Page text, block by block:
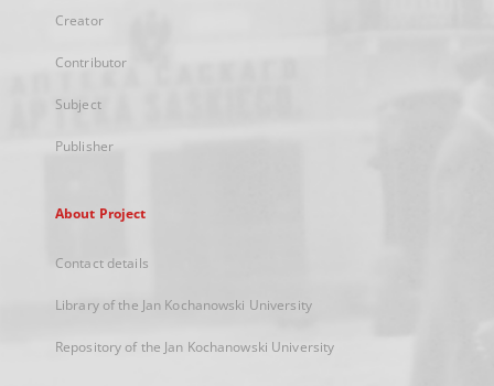
Creator
Contributor
Subject
Publisher
About Project
Contact details
Library of the Jan Kochanowski University
Repository of the Jan Kochanowski University